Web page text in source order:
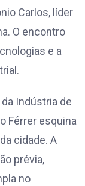
Carlos, líder
O encontro
e a
Indústria de
Férrer esquina
cidade. A
prévia,
no